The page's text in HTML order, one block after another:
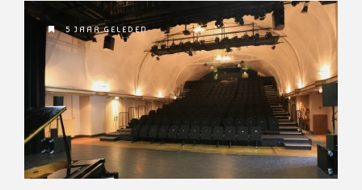
5 JAAR GELEDEN